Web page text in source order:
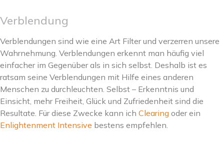
Verblendung
Verblendungen sind wie eine Art Filter und verzerren unsere
Wahrnehmung. Verblendungen erkennt man häufig viel
einfacher im Gegenüber als in sich selbst. Deshalb ist es
ratsam seine Verblendungen mit Hilfe eines anderen
Menschen zu durchleuchten. Selbst – Erkenntnis und
Einsicht, mehr Freiheit, Glück und Zufriedenheit sind die
Resultate. Für diese Zwecke kann ich Clearing oder ein
Enlightenment Intensive bestens empfehlen.